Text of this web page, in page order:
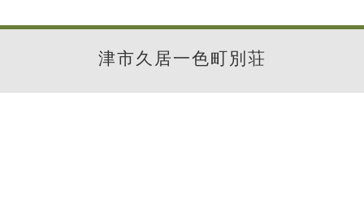
津市久居一色町別荘